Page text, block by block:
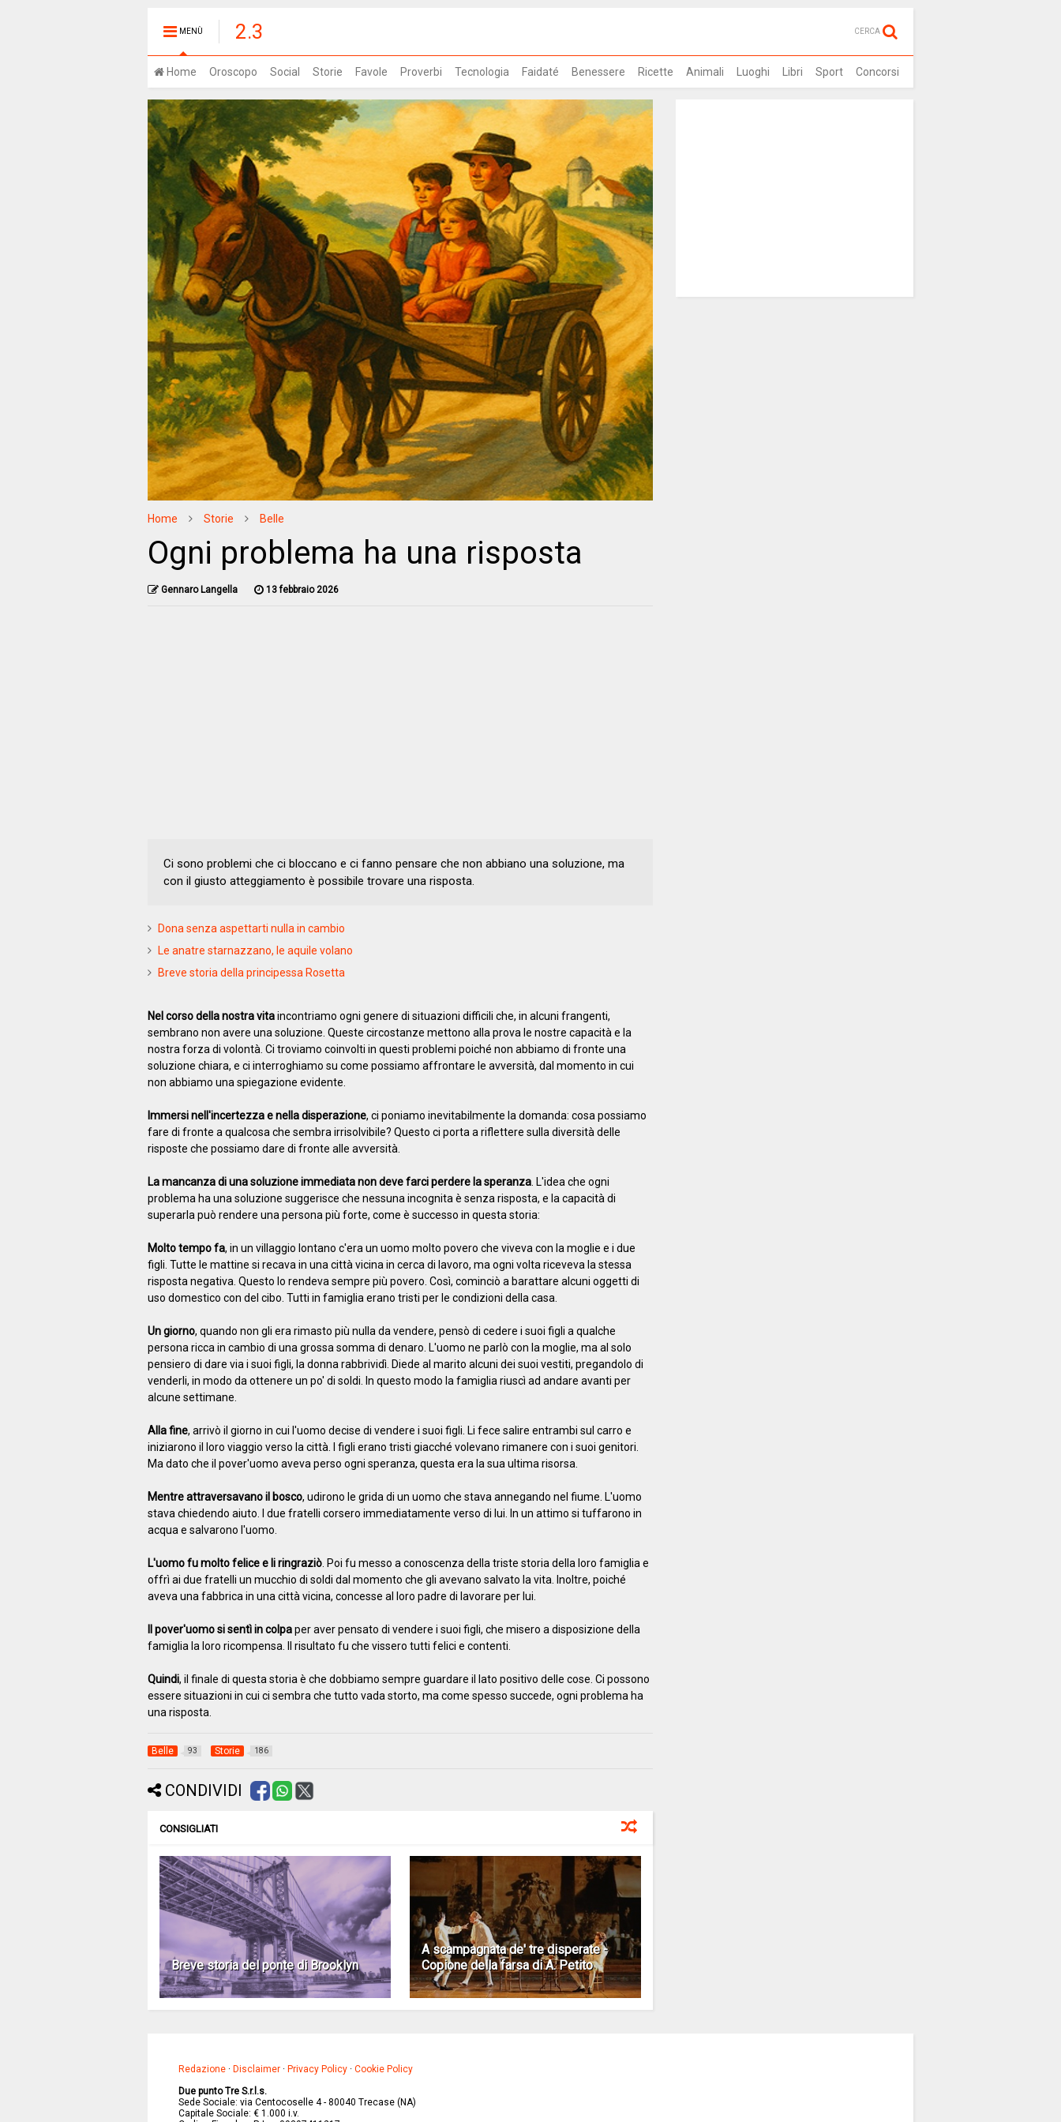
MENÙ 2.3 CERCA
Home Oroscopo Social Storie Favole Proverbi Tecnologia Faidaté Benessere Ricette Animali Luoghi Libri Sport Concorsi
Home Storie Belle
Ogni problema ha una risposta
Gennaro Langella 13 febbraio 2026
Ci sono problemi che ci bloccano e ci fanno pensare che non abbiano una soluzione, ma
con il giusto atteggiamento è possibile trovare una risposta.
Dona senza aspettarti nulla in cambio
Le anatre starnazzano, le aquile volano
Breve storia della principessa Rosetta
Nel corso della nostra vitaincontriamo ogni genere di situazioni difficili che, in alcuni frangenti,
sembrano non avere una soluzione. Queste circostanze mettono alla prova le nostre capacità e la
nostra forza di volontà. Ci troviamo coinvolti in questi problemi poiché non abbiamo di fronte una
soluzione chiara, e ci interroghiamo su come possiamo affrontare le avversità, dal momento in cui
non abbiamo una spiegazione evidente.
Immersi nell'incertezza e nella disperazione, ci poniamo inevitabilmente la domanda: cosa possiamo
fare di fronte a qualcosa che sembra irrisolvibile? Questo ci porta a riflettere sulla diversità delle
risposte che possiamo dare di fronte alle avversità.
La mancanza di una soluzione immediata non deve farci perdere la speranza. L'idea che ogni
problema ha una soluzione suggerisce che nessuna incognita è senza risposta, e la capacità di
superarla può rendere una persona più forte, come è successo in questa storia:
Molto tempo fa, in un villaggio lontano c'era un uomo molto povero che viveva con la moglie e i due
figli. Tutte le mattine si recava in una città vicina in cerca di lavoro, ma ogni volta riceveva la stessa
risposta negativa. Questo lo rendeva sempre più povero. Così, cominciò a barattare alcuni oggetti di
uso domestico con del cibo. Tutti in famiglia erano tristi per le condizioni della casa.
Un giorno, quando non gli era rimasto più nulla da vendere, pensò di cedere i suoi figli a qualche
persona ricca in cambio di una grossa somma di denaro. L'uomo ne parlò con la moglie, ma al solo
pensiero di dare via i suoi figli, la donna rabbrividì. Diede al marito alcuni dei suoi vestiti, pregandolo di
venderli, in modo da ottenere un po' di soldi. In questo modo la famiglia riuscì ad andare avanti per
alcune settimane.
Alla fine, arrivò il giorno in cui l'uomo decise di vendere i suoi figli. Li fece salire entrambi sul carro e
iniziarono il loro viaggio verso la città. I figli erano tristi giacché volevano rimanere con i suoi genitori.
Ma dato che il pover'uomo aveva perso ogni speranza, questa era la sua ultima risorsa.
Mentre attraversavano il bosco, udirono le grida di un uomo che stava annegando nel fiume. L'uomo
stava chiedendo aiuto. I due fratelli corsero immediatamente verso di lui. In un attimo si tuffarono in
acqua e salvarono l'uomo.
L'uomo fu molto felice e li ringraziò. Poi fu messo a conoscenza della triste storia della loro famiglia e
offrì ai due fratelli un mucchio di soldi dal momento che gli avevano salvato la vita. Inoltre, poiché
aveva una fabbrica in una città vicina, concesse al loro padre di lavorare per lui.
Il pover'uomo si sentì in colpaper aver pensato di vendere i suoi figli, che misero a disposizione della
famiglia la loro ricompensa. Il risultato fu che vissero tutti felici e contenti.
Quindi, il finale di questa storia è che dobbiamo sempre guardare il lato positivo delle cose. Ci possono
essere situazioni in cui ci sembra che tutto vada storto, ma come spesso succede, ogni problema ha
una risposta.
Belle 93 Storie 186
CONDIVIDI
CONSIGLIATI
Breve storia del ponte di Brooklyn
A scampagnata de' tre disperate -
Copione della farsa di A. Petito
Redazione· Disclaimer· Privacy Policy· Cookie Policy
Due punto Tre S.r.l.s.
Sede Sociale: via Centocoselle 4 - 80040 Trecase (NA)
Capitale Sociale: € 1.000 i.v.